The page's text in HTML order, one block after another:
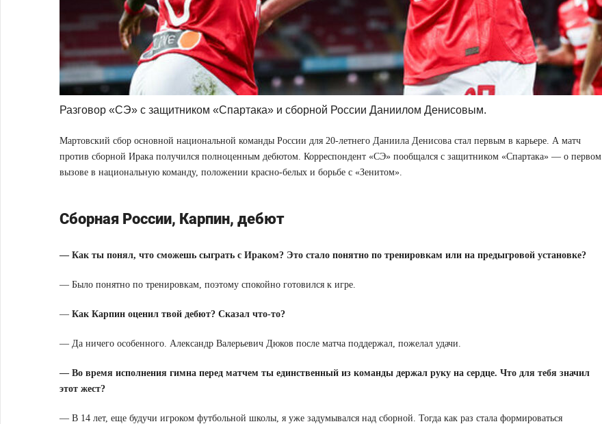
Разговор «СЭ» с защитником «Спартака» и сборной России Даниилом Денисовым.
Мартовский сбор основной национальной команды России для 20-летнего Даниила Денисова стал первым в карьере. А матч
против сборной Ирака получился полноценным дебютом. Корреспондент «СЭ» пообщался с защитником «Спартака» — о первом
вызове в национальную команду, положении красно-белых и борьбе с «Зенитом».
Сборная России, Карпин, дебют
— Как ты понял, что сможешь сыграть с Ираком? Это стало понятно по тренировкам или на предыгровой установке?
— Было понятно по тренировкам, поэтому спокойно готовился к игре.
— Как Карпин оценил твой дебют? Сказал что-то?
— Да ничего особенного. Александр Валерьевич Дюков после матча поддержал, пожелал удачи.
— Во время исполнения гимна перед матчем ты единственный из команды держал руку на сердце. Что для тебя значил
этот жест?
— В 14 лет, еще будучи игроком футбольной школы, я уже задумывался над сборной. Тогда как раз стала формироваться